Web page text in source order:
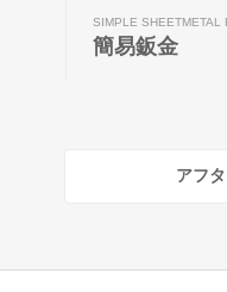
SIMPLE SHEETMETAL
簡易鈑金
アフ